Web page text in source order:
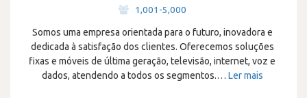
1,001-5,000
Somos uma empresa orientada para o futuro, inovadora e
dedicada à satisfação dos clientes. Oferecemos soluções
fixas e móveis de última geração, televisão, internet, voz e
dados, atendendo a todos os segmentos.… Ler mais